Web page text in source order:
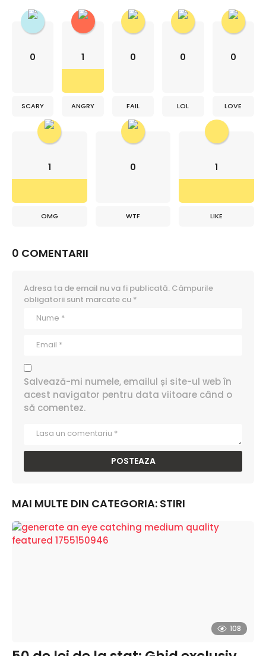
0
SCARY
1
ANGRY
0
FAIL
0
LOL
0
LOVE
1
OMG
0
WTF
1
LIKE
0 COMENTARII
Adresa ta de email nu va fi publicată. Câmpurile
obligatorii sunt marcate cu *
Salvează-mi numele, emailul și site-ul web în
acest navigator pentru data viitoare când o
să comentez.
MAI MULTE DIN CATEGORIA: STIRI
108